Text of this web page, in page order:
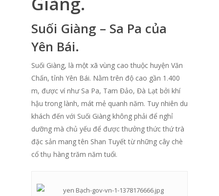
Suối Giàng – Sa Pa của
Yên Bái.
Suối Giàng, là một xã vùng cao thuộc huyện Văn
Chấn, tỉnh Yên Bái. Nằm trên độ cao gần 1.400
m, được ví như Sa Pa, Tam Đảo, Đà Lạt bởi khí
hậu trong lành, mát mẻ quanh năm. Tuy nhiên du
khách đến với Suối Giàng không phải để nghỉ
dưỡng mà chủ yếu để được thưởng thức thứ trà
đặc sản mang tên Shan Tuyết từ những cây chè
cổ thụ hàng trăm năm tuổi.